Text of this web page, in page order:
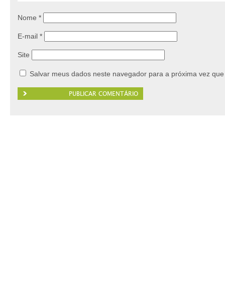
Nome *
E-mail *
Site
Salvar meus dados neste navegador para a próxima vez